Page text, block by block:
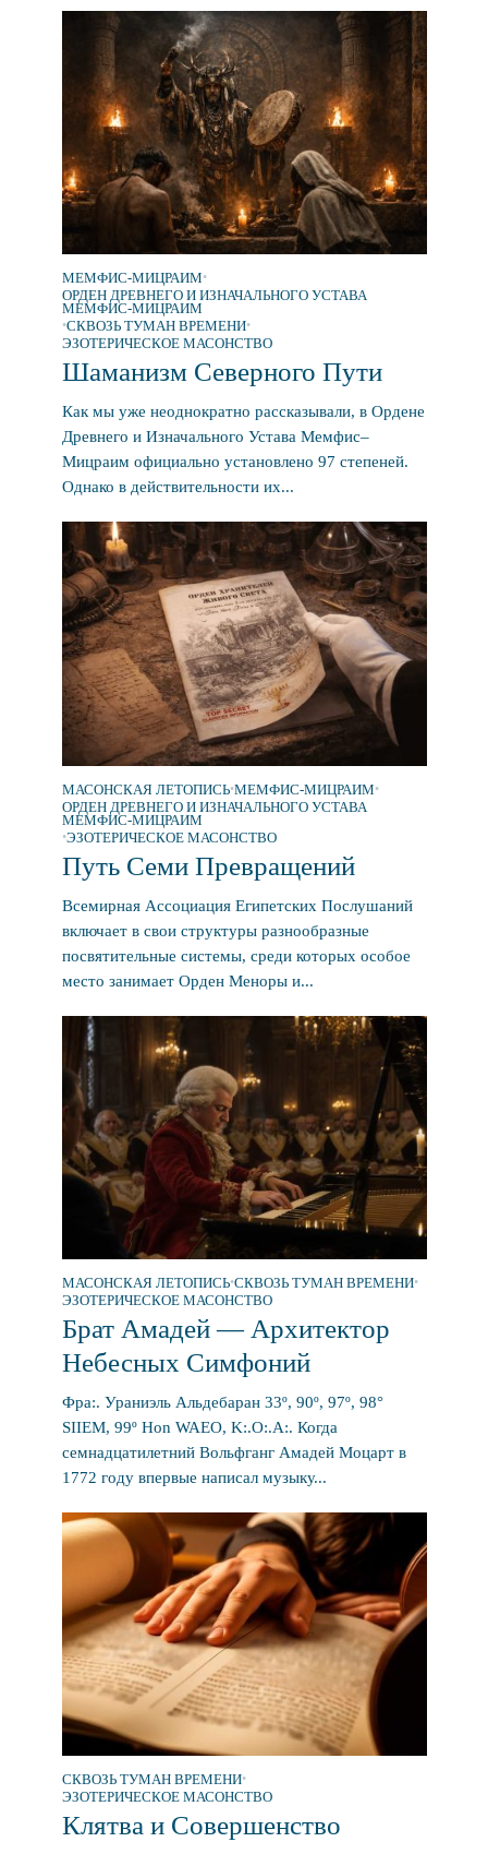
МЕМФИС-МИЦРАИМ•
ОРДЕН ДРЕВНЕГО И ИЗНАЧАЛЬНОГО УСТАВА
МЕМФИС-МИЦРАИМ
•СКВОЗЬ ТУМАН ВРЕМЕНИ•
ЭЗОТЕРИЧЕСКОЕ МАСОНСТВО
Шаманизм Северного Пути
Как мы уже неоднократно рассказывали, в Ордене
Древнего и Изначального Устава Мемфис–
Мицраим официально установлено 97 степеней.
Однако в действительности их...
МАСОНСКАЯ ЛЕТОПИСЬ•МЕМФИС-МИЦРАИМ•
ОРДЕН ДРЕВНЕГО И ИЗНАЧАЛЬНОГО УСТАВА
МЕМФИС-МИЦРАИМ
•ЭЗОТЕРИЧЕСКОЕ МАСОНСТВО
Путь Семи Превращений
Всемирная Ассоциация Египетских Послушаний
включает в свои структуры разнообразные
посвятительные системы, среди которых особое
место занимает Орден Меноры и...
МАСОНСКАЯ ЛЕТОПИСЬ•СКВОЗЬ ТУМАН ВРЕМЕНИ•
ЭЗОТЕРИЧЕСКОЕ МАСОНСТВО
Брат Амадей — Архитектор
Небесных Симфоний
Фра:. Ураниэль Альдебаран 33º, 90º, 97º, 98°
SIIEM, 99º Hon WAEO, K:.O:.A:. Когда
семнадцатилетний Вольфганг Амадей Моцарт в
1772 году впервые написал музыку...
СКВОЗЬ ТУМАН ВРЕМЕНИ•
ЭЗОТЕРИЧЕСКОЕ МАСОНСТВО
Клятва и Совершенство